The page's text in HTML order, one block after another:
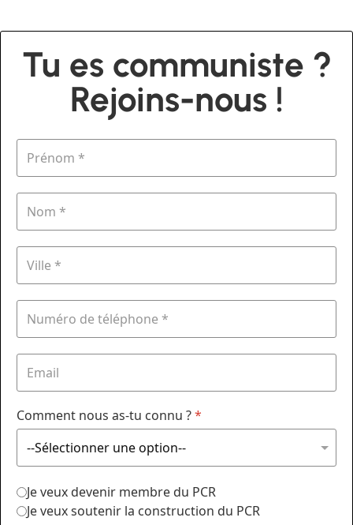
Tu es communiste ?
Rejoins-nous !
Comment nous as-tu connu ?*
Je veux devenir membre du PCR
Je veux soutenir la construction du PCR